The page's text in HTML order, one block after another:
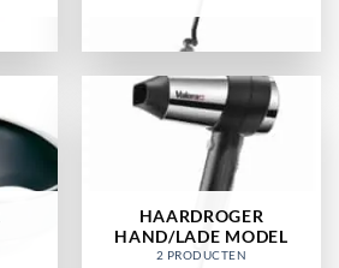
HAARDROGER
HAND/LADE MODEL
2 PRODUCTEN